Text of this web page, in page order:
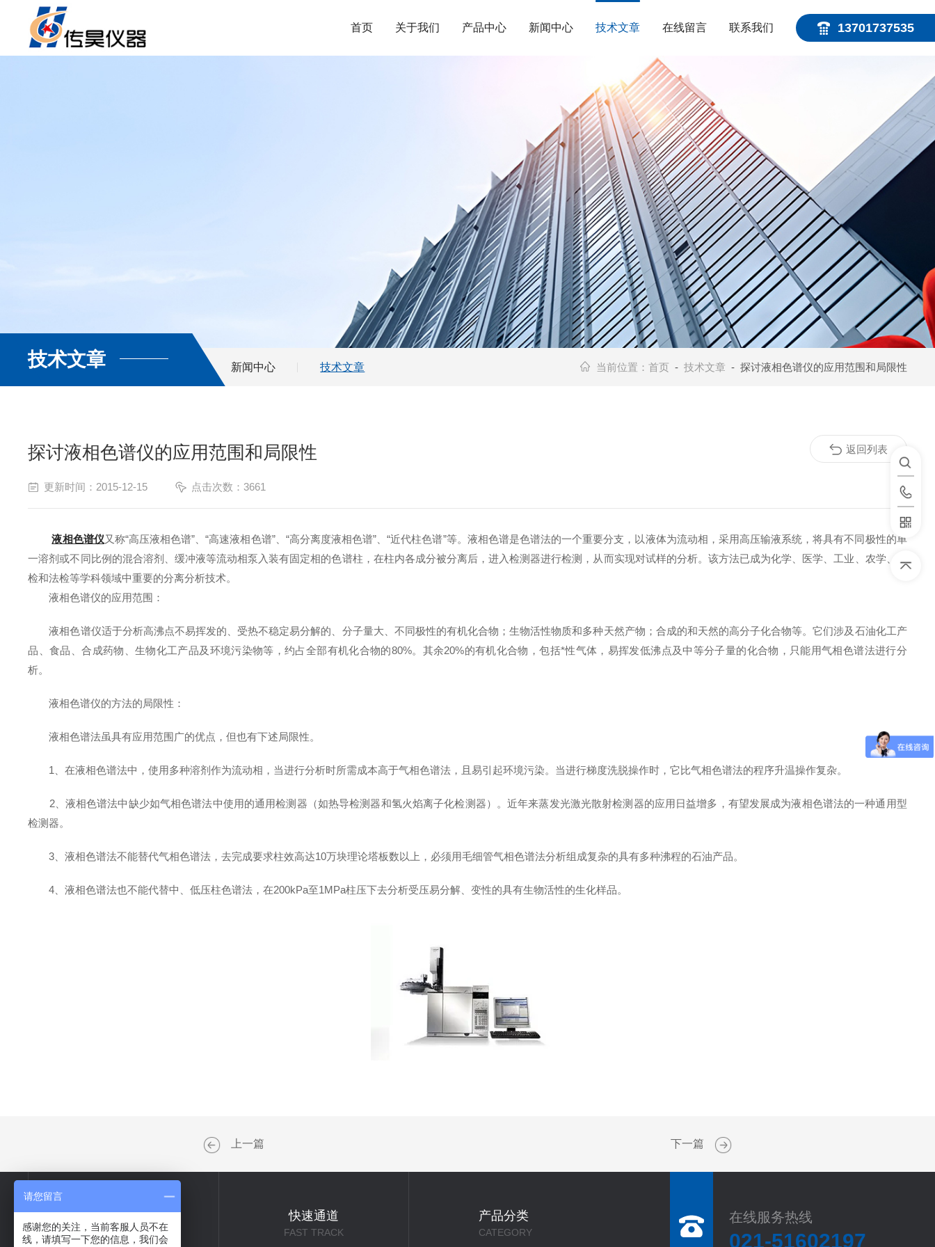
13701737535
首页 关于我们 产品中心 新闻中心 技术文章 在线留言 联系我们
技术文章 新闻中心 技术文章 当前位置： 首页 - 技术文章 - 探讨液相色谱仪的应用范围和局限性
探讨液相色谱仪的应用范围和局限性
更新时间：2015-12-15 点击次数：3661
液相色谱仪又称“高压液相色谱”、“高速液相色谱”、“高分离度液相色谱”、“近代柱色谱”等。液相色谱是色谱法的一个重要分支，以液体为流动相，采用高压输液系统，将具有不同极性的单
一溶剂或不同比例的混合溶剂、缓冲液等流动相泵入装有固定相的色谱柱，在柱内各成分被分离后，进入检测器进行检测，从而实现对试样的分析。该方法已成为化学、医学、工业、农学、商
检和法检等学科领域中重要的分离分析技术。
液相色谱仪的应用范围：
液相色谱仪适于分析高沸点不易挥发的、受热不稳定易分解的、分子量大、不同极性的有机化合物；生物活性物质和多种天然产物；合成的和天然的高分子化合物等。它们涉及石油化工产
品、食品、合成药物、生物化工产品及环境污染物等，约占全部有机化合物的80%。其余20%的有机化合物，包括*性气体，易挥发低沸点及中等分子量的化合物，只能用气相色谱法进行分
析。
液相色谱仪的方法的局限性：
液相色谱法虽具有应用范围广的优点，但也有下述局限性。
1、在液相色谱法中，使用多种溶剂作为流动相，当进行分析时所需成本高于气相色谱法，且易引起环境污染。当进行梯度洗脱操作时，它比气相色谱法的程序升温操作复杂。
2、液相色谱法中缺少如气相色谱法中使用的通用检测器（如热导检测器和氢火焰离子化检测器）。近年来蒸发光激光散射检测器的应用日益增多，有望发展成为液相色谱法的一种通用型
检测器。
3、液相色谱法不能替代气相色谱法，去完成要求柱效高达10万块理论塔板数以上，必须用毛细管气相色谱法分析组成复杂的具有多种沸程的石油产品。
4、液相色谱法也不能代替中、低压柱色谱法，在200kPa至1MPa柱压下去分析受压易分解、变性的具有生物活性的生化样品。
返回列表
上一篇 下一篇
关于我们
ABOUT US
快速通道
FAST TRACK
产品分类
CATEGORY
在线服务热线
021-51602197
请您留言
感谢您的关注，当前客服人员不在
线，请填写一下您的信息，我们会